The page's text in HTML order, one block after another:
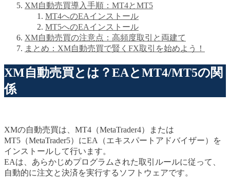
XM自動売買導入手順：MT4とMT5
MT4へのEAインストール
MT5へのEAインストール
XM自動売買の注意点：高頻度取引と両建て
まとめ：XM自動売買で賢くFX取引を始めよう！
XM自動売買とは？EAとMT4/MT5の関
係
XMの自動売買は、MT4（MetaTrader4）または
MT5（MetaTrader5）にEA（エキスパートアドバイザー）を
インストールして行います。
EAは、あらかじめプログラムされた取引ルールに従って、
自動的に注文と決済を実行するソフトウェアです。